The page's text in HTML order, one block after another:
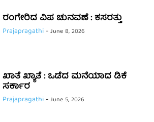
ರಂಗೇರಿದ ವಿಪ ಚುನವಣೆ : ಕಸರತ್ತು
Prajapragathi-June 8, 2026
ಖಾತೆ ಖ್ಯಾತೆ : ಒಡೆದ ಮನೆಯಾದ ಡಿಕೆ
ಸರ್ಕಾರ
Prajapragathi-June 5, 2026